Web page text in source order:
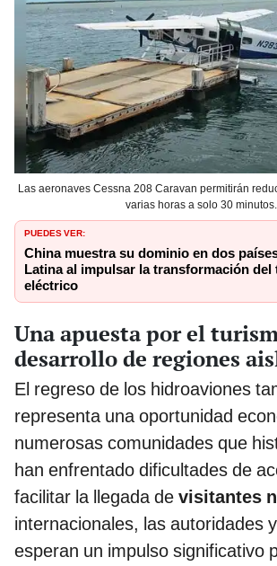
Las aeronaves Cessna 208 Caravan permitirán
varias horas a solo 30 minutos.
PUEDES VER:
China muestra su dominio en dos
Latina al impulsar la transformación del
eléctrico
Una apuesta por el
desarrollo de regiones
El regreso de los hidroaviones
representa una oportunidad
numerosas comunidades que
han enfrentado dificultades de
facilitar la llegada de visitantes
internacionales, las autoridades
esperan un impulso significativo